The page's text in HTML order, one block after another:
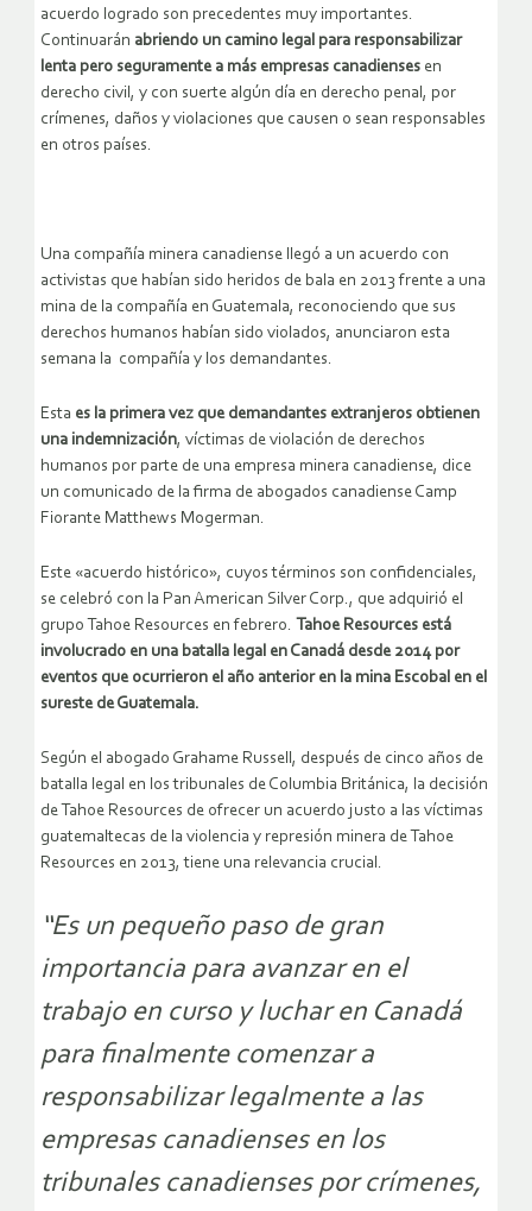
acuerdo logrado son precedentes muy importantes.
Continuarán abriendo un camino legal para responsabilizar
lenta pero seguramente a más empresas canadienses en
derecho civil, y con suerte algún día en derecho penal, por
crímenes, daños y violaciones que causen o sean responsables
en otros países.
Una compañía minera canadiense llegó a un acuerdo con
activistas que habían sido heridos de bala en 2013 frente a una
mina de la compañía en Guatemala, reconociendo que sus
derechos humanos habían sido violados, anunciaron esta
semana la compañía y los demandantes.
Esta es la primera vez que demandantes extranjeros obtienen
una indemnización, víctimas de violación de derechos
humanos por parte de una empresa minera canadiense, dice
un comunicado de la firma de abogados canadiense Camp
Fiorante Matthews Mogerman.
Este «acuerdo histórico», cuyos términos son confidenciales,
se celebró con la Pan American Silver Corp., que adquirió el
grupo Tahoe Resources en febrero. Tahoe Resources está
involucrado en una batalla legal en Canadá desde 2014 por
eventos que ocurrieron el año anterior en la mina Escobal en el
sureste de Guatemala.
Según el abogado Grahame Russell, después de cinco años de
batalla legal en los tribunales de Columbia Británica, la decisión
de Tahoe Resources de ofrecer un acuerdo justo a las víctimas
guatemaltecas de la violencia y represión minera de Tahoe
Resources en 2013, tiene una relevancia crucial.
“Es un pequeño paso de gran
importancia para avanzar en el
trabajo en curso y luchar en Canadá
para finalmente comenzar a
responsabilizar legalmente a las
empresas canadienses en los
tribunales canadienses por crímenes,